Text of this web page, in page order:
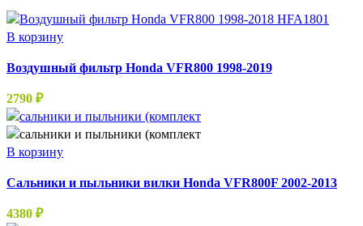
В корзину
Воздушный фильтр Honda VFR800 1998-2019
2790 ₽
В корзину
Сальники и пыльники вилки Honda VFR800F 2002-2013
4380 ₽